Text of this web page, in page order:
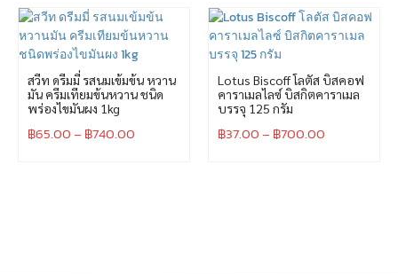
สวีท ดรีมมี่ รสนมเข้มข้น หวาน
มัน ครีมเทียมข้นหวาน ชนิด
พร่องไขมันผง 1kg
฿65.00– ฿740.00
Lotus Biscoff โลตัส บิสคอฟ
คาราเมลไลซ์ บิสกิตคาราเมล
บรรจุ 125 กรัม
฿37.00– ฿700.00